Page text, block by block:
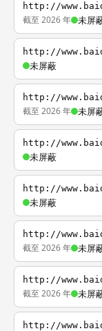
http://
截至 2026 年 未屏
http://
未屏蔽
http://
截至 2026 年 未屏
http://
未屏蔽
http://
未屏蔽
http://
截至 2026 年 未屏
http://
截至 2026 年 未屏
http://